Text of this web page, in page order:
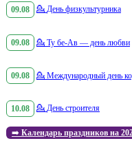
09.08 💁 День физкультурника
09.08 💁 Ту бе-Ав — день любви
09.08 💁 Международный день
10.08 💁 День строителя
➡️ Календарь праздников на